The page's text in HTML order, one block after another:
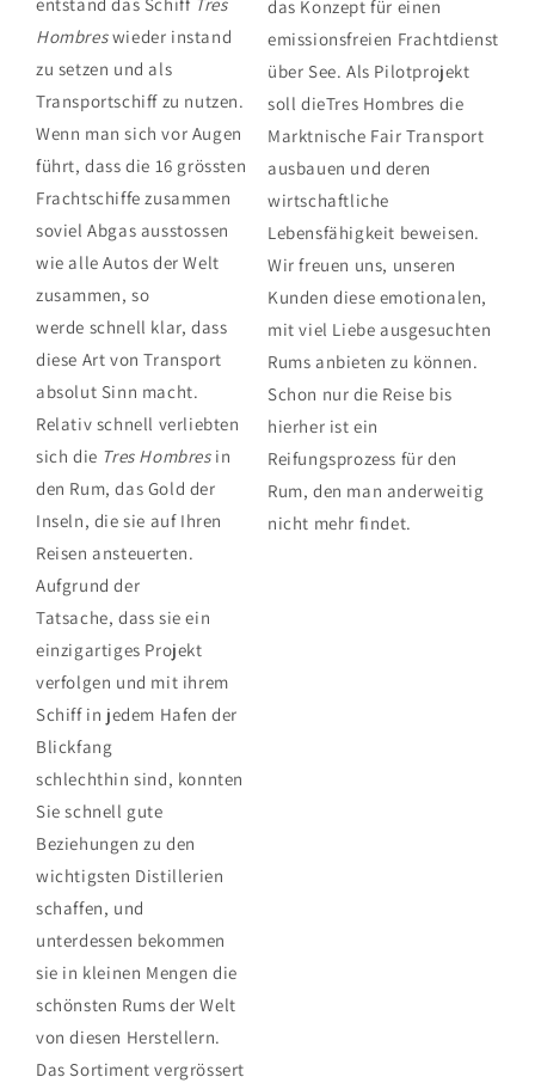
entstand das Schiff Tres
Hombreswieder instand
zu setzen und als
Transportschiff zu nutzen.
Wenn man sich vor Augen
führt, dass die 16 grössten
Frachtschiffe zusammen
soviel Abgas ausstossen
wie alle Autos der Welt
zusammen, so
werde schnell klar, dass
diese Art von Transport
absolut Sinn macht.
Relativ schnell verliebten
sich die Tres Hombres in
den Rum, das Gold der
Inseln, die sie auf Ihren
Reisen ansteuerten.
Aufgrund der
Tatsache, dass sie ein
einzigartiges Projekt
verfolgen und mit ihrem
Schiff in jedem Hafen der
Blickfang
schlechthin sind, konnten
Sie schnell gute
Beziehungen zu den
wichtigsten Distillerien
schaffen, und
unterdessen bekommen
sie in kleinen Mengen die
schönsten Rums der Welt
von diesen Herstellern.
Das Sortiment vergrössert
das Konzept für einen
emissionsfreien Frachtdienst
über See. Als Pilotprojekt
soll dieTres Hombres die
Marktnische Fair Transport
ausbauen und deren
wirtschaftliche
Lebensfähigkeit beweisen.
Wir freuen uns, unseren
Kunden diese emotionalen,
mit viel Liebe ausgesuchten
Rums anbieten zu können.
Schon nur die Reise bis
hierher ist ein
Reifungsprozess für den
Rum, den man anderweitig
nicht mehr findet.